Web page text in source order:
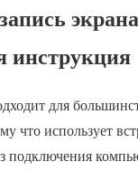
инструкция
для
что использует
подключения